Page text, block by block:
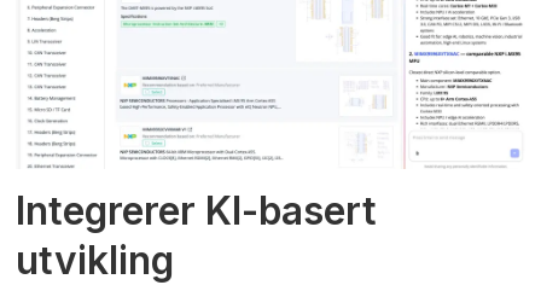
Integrerer KI-basert
utvikling